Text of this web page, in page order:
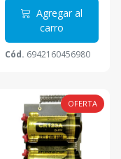
Agregar al
carro
Cód. 6942160456980
OFERTA